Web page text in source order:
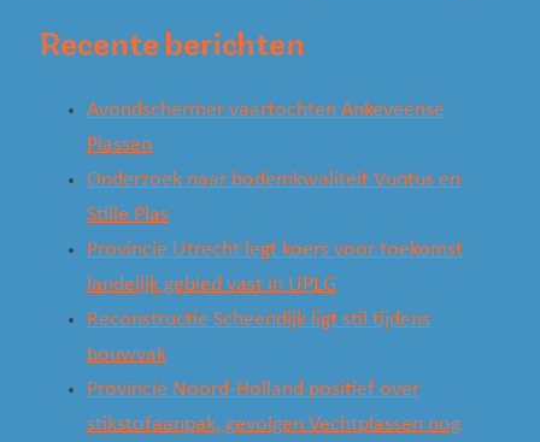
Recente berichten
Avondschermer vaartochten Ankeveense
Plassen
Onderzoek naar bodemkwaliteit Vuntus en
Stille Plas
Provincie Utrecht legt koers voor toekomst
landelijk gebied vast in UPLG
Reconstructie Scheendijk ligt stil tijdens
bouwvak
Provincie Noord-Holland positief over
stikstofaanpak, gevolgen Vechtplassen nog